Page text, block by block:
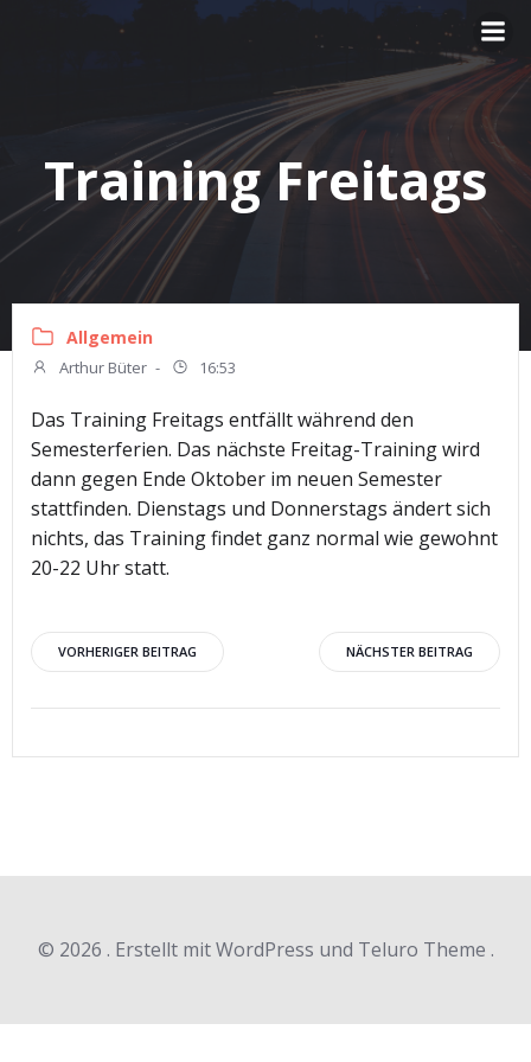
Zum
Inhalt
Training Freitags
Allgemein
Arthur Büter - 16:53
Das Training Freitags entfällt während den
Semesterferien. Das nächste Freitag-Training wird
dann gegen Ende Oktober im neuen Semester
stattfinden. Dienstags und Donnerstags ändert sich
nichts, das Training findet ganz normal wie gewohnt
20-22 Uhr statt.
Beitragsnavigation
VORHERIGER BEITRAG NÄCHSTER BEITRAG
© 2026 . Erstellt mit WordPress und Teluro Theme .